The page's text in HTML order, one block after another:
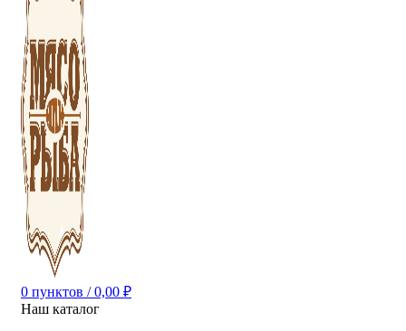
0 пунктов / 0,00 ₽
Наш каталог